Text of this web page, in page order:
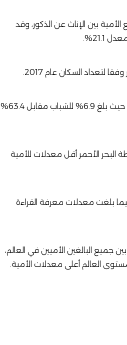
مصر 18.4 مليون نسمة بمعدل 25.8% في تعداد 2017، وترتفع الأمية بين الإناث عن الذكور، وقد
وانخفضت معدلات الأمية بين الشباب (15-24 سنة) مقارنة بكبار السن (60 سنة فأكثر)، حيث بلغ 6.9% للشباب مقابل 63.4%
بلغت 37.2%، بينما سجلت محافظة البحر الأحمر أقل معدلات للأمية
الأمية للبالغين (15 سنة فأكثر) على مستوى العالم بلغ 13.7%، فيما بلغت معدلات معرفة القراءة
البالغين الأميين في العالم،